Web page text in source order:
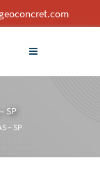
SP
– SP